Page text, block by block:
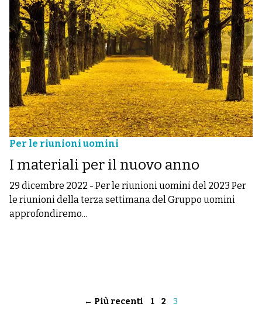
Per le riunioni uomini
I materiali per il nuovo anno
29 dicembre 2022 - Per le riunioni uomini del 2023 Per
le riunioni della terza settimana del Gruppo uomini
approfondiremo...
← Più recenti 1 2 3